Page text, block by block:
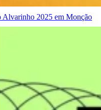
Alvarinho 2025 em Monção